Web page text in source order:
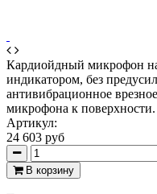
Кардиойдный микрофон
индикатором, без
антивибрационное
микрофона к поверхности.
Артикул:
24 603 руб
В корзину